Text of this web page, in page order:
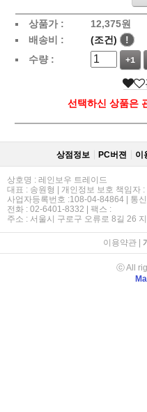
상품가 : 12,375원
배송비 :
(조건)
!
수량 :
+1
선택하신 상품은
상점정보 PC버젼 이
상호명 : 레인보우 트레이드
대표 : 송원형 | 개인정보 보호 책임자 :
사업자등록번호 :108-04-84864 | 통
전화 : 02-6401-8332 | 팩스 :
주소 : 서울시 구로구 오류로 8길 26
이용약관|
ⓒ All